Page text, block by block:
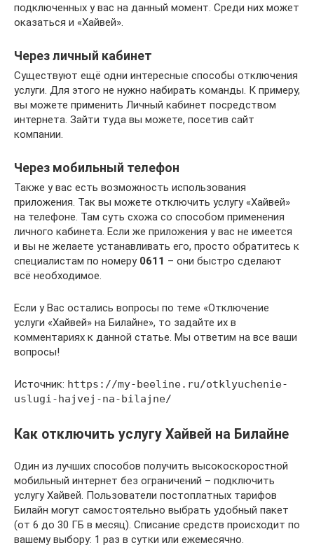
подключенных у вас на данный момент. Среди них может
оказаться и «Хайвей».
Через личный кабинет
Существуют ещё одни интересные способы отключения
услуги. Для этого не нужно набирать команды. К примеру,
вы можете применить Личный кабинет посредством
интернета. Зайти туда вы можете, посетив сайт
компании.
Через мобильный телефон
Также у вас есть возможность использования
приложения. Так вы можете отключить услугу «Хайвей»
на телефоне. Там суть схожа со способом применения
личного кабинета. Если же приложения у вас не имеется
и вы не желаете устанавливать его, просто обратитесь к
специалистам по номеру 0611 – они быстро сделают
всё необходимое.
Если у Вас остались вопросы по теме «Отключение
услуги «Хайвей» на Билайне», то задайте их в
комментариях к данной статье. Мы ответим на все ваши
вопросы!
Источник: https://my-beeline.ru/otklyuchenie-
uslugi-hajvej-na-bilajne/
Как отключить услугу Хайвей на Билайне
Один из лучших способов получить высокоскоростной
мобильный интернет без ограничений – подключить
услугу Хайвей. Пользователи постоплатных тарифов
Билайн могут самостоятельно выбрать удобный пакет
(от 6 до 30 ГБ в месяц). Списание средств происходит по
вашему выбору: 1 раз в сутки или ежемесячно.